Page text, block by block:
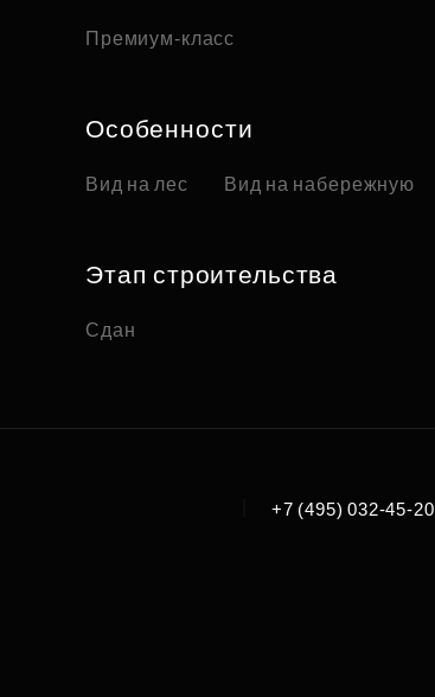
Премиум-класс
Особенности
Вид на лес Вид на набережную
Этап строительства
Сдан
+7 (495) 032-45-20